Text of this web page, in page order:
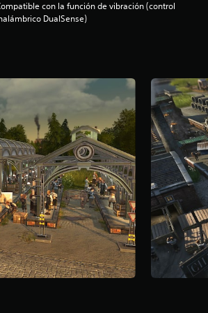
con la función de vibración (control
DualSense)